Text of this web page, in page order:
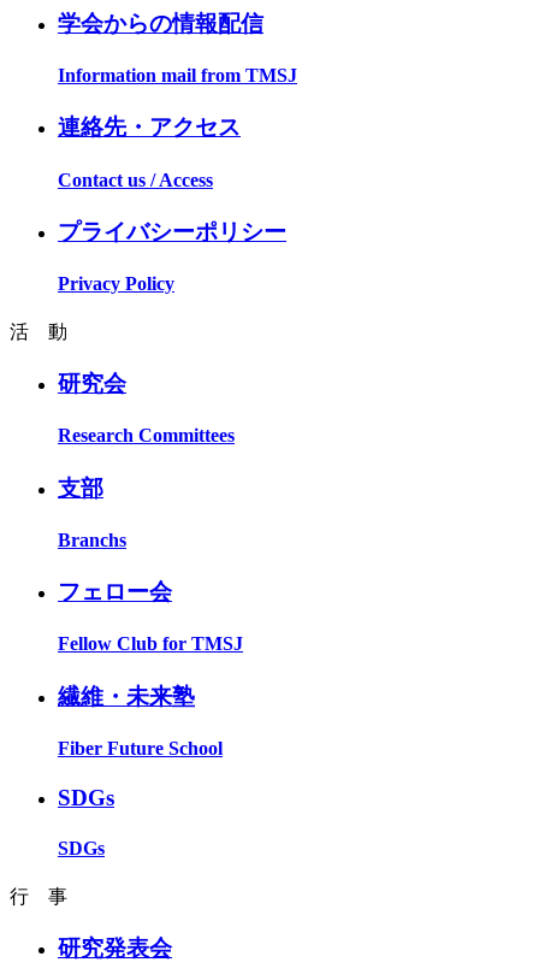
学会からの情報配信
Information mail from TMSJ
連絡先・アクセス
Contact us / Access
プライバシーポリシー
Privacy Policy
活 動
研究会
Research Committees
支部
Branchs
フェロー会
Fellow Club for TMSJ
繊維・未来塾
Fiber Future School
SDGs
SDGs
行 事
研究発表会